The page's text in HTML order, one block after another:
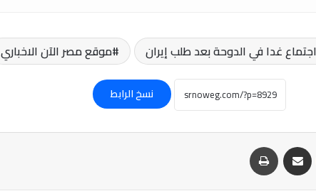
غدا في الدوحة بعد طلب إيران موقع مصر الآن الاخباري
نسخ الرابط
ماسنجر مشاركة عبر البريد